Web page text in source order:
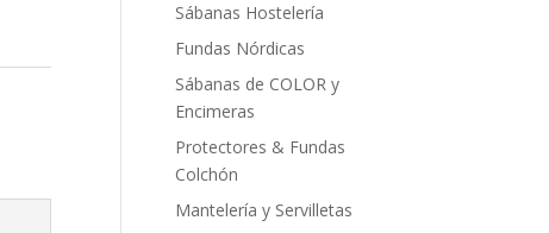
Sábanas Hostelería
Fundas Nórdicas
Sábanas de COLOR y
Encimeras
Protectores & Fundas
Colchón
Mantelería y Servilletas